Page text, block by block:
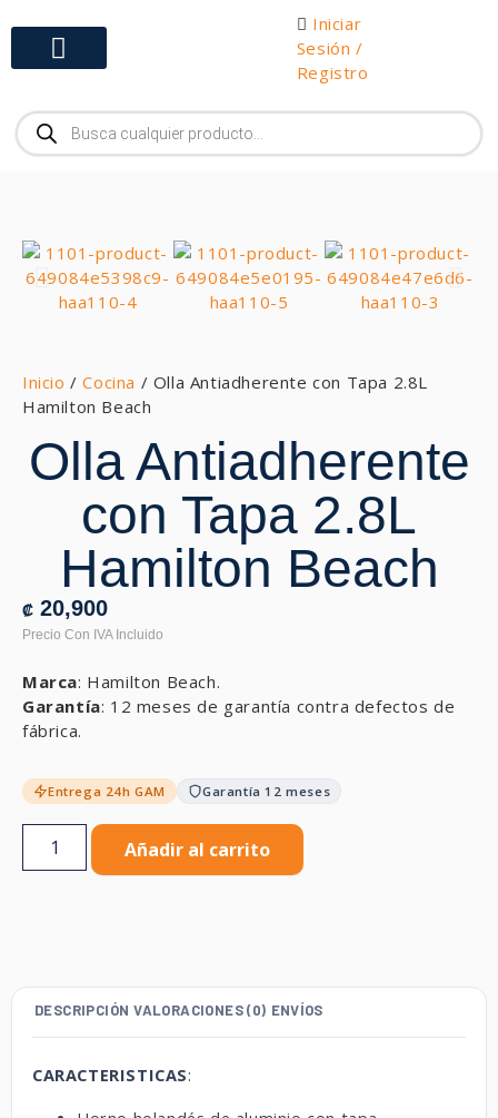
Iniciar
Sesión /
Registro
Inicio /Cocina / Olla Antiadherente con Tapa 2.8L
Hamilton Beach
Olla Antiadherente
con Tapa 2.8L
Hamilton Beach
₡ 20,900
Marca: Hamilton Beach.
Garantía: 12 meses de garantía contra defectos de
fábrica.
Entrega 24h GAM Garantía 12 meses
Añadir al carrito
DESCRIPCIÓN VALORACIONES (0) ENVÍOS
CARACTERISTICAS: